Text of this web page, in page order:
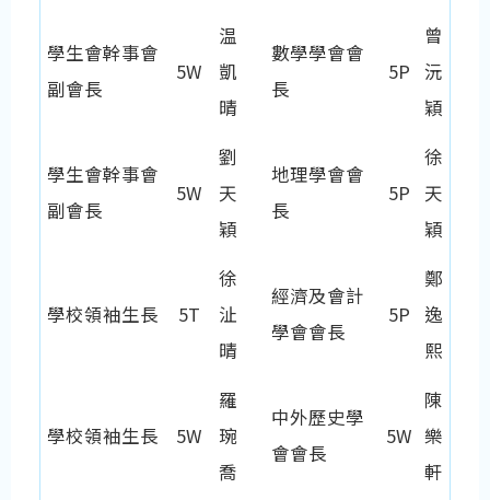
學生會幹事會
副會長
5W
温
凱
晴
數學學會會
長
5P
曾
沅
穎
學生會幹事會
副會長
5W
劉
天
穎
地理學會會
長
5P
徐
天
穎
學校領袖生長 5T
徐
沚
晴
經濟及會計
學會會長
5P
鄭
逸
熙
學校領袖生長 5W
羅
琬
喬
中外歷史學
會會長
5W
陳
樂
軒